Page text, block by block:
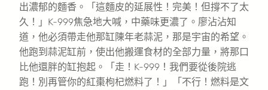
出濃郁的麵香。「這麵皮的延展性！完美！但撐不了太
久！」K-999焦急地大喊，中藥味更濃了。廖沾沾知
道，他必須帶走他那缸陳年老蒜泥，那是宇宙的希望。
他跑到蒜泥缸前，使出他搬運食材的全部力量，將那口
比他還胖的缸抱起。「走！K-999！我們要從後院逃
跑！別再管你的紅棗枸杞燃料了！」「不行！燃料是文